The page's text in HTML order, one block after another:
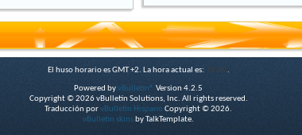
El huso horario es GMT +2. La hora actual es: 13:00 .
Powered byvBulletin® Version 4.2.5
Copyright © 2026 vBulletin Solutions, Inc. All rights reserved.
Traducción porvBulletin Hispano Copyright © 2026.
vBulletin skins by TalkTemplate.